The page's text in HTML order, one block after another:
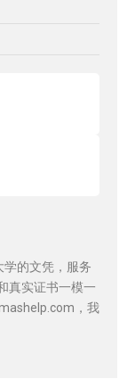
的文凭，服务
真实证书一模一
，我